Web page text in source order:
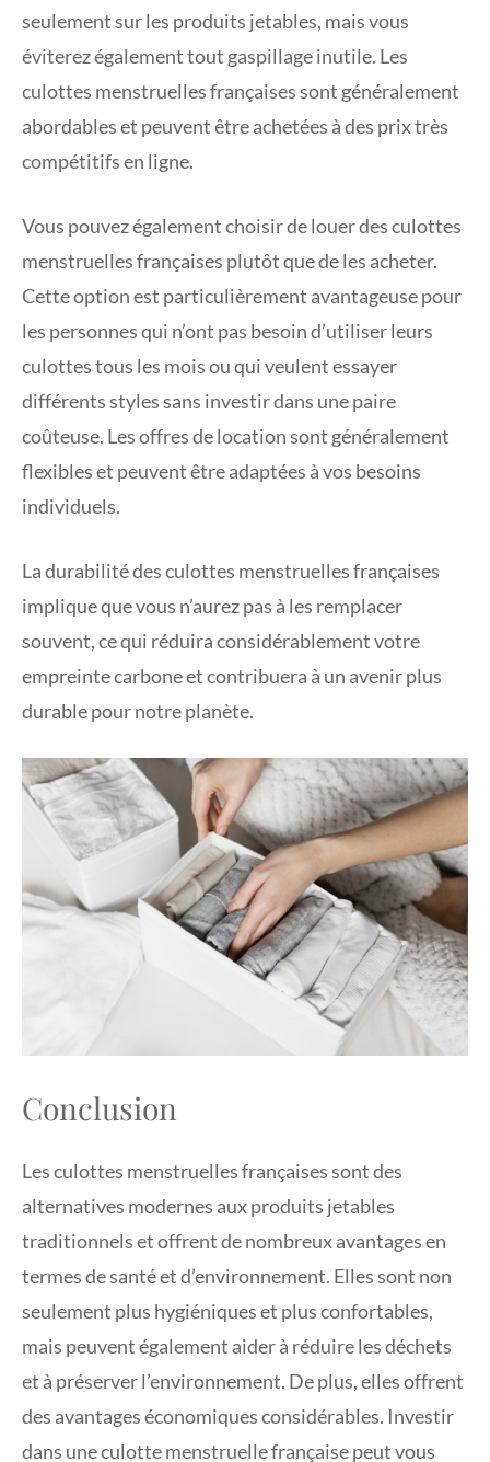
seulement sur les produits jetables, mais vous
éviterez également tout gaspillage inutile. Les
culottes menstruelles françaises sont généralement
abordables et peuvent être achetées à des prix très
compétitifs en ligne.
Vous pouvez également choisir de louer des culottes
menstruelles françaises plutôt que de les acheter.
Cette option est particulièrement avantageuse pour
les personnes qui n’ont pas besoin d’utiliser leurs
culottes tous les mois ou qui veulent essayer
différents styles sans investir dans une paire
coûteuse. Les offres de location sont généralement
flexibles et peuvent être adaptées à vos besoins
individuels.
La durabilité des culottes menstruelles françaises
implique que vous n’aurez pas à les remplacer
souvent, ce qui réduira considérablement votre
empreinte carbone et contribuera à un avenir plus
durable pour notre planète.
Conclusion
Les culottes menstruelles françaises sont des
alternatives modernes aux produits jetables
traditionnels et offrent de nombreux avantages en
termes de santé et d’environnement. Elles sont non
seulement plus hygiéniques et plus confortables,
mais peuvent également aider à réduire les déchets
et à préserver l’environnement. De plus, elles offrent
des avantages économiques considérables. Investir
dans une culotte menstruelle française peut vous